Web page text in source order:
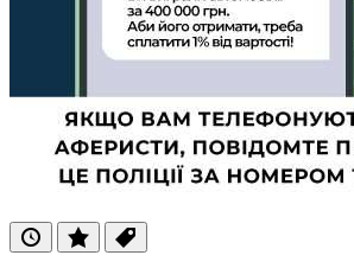
ОстанніПопулярні
Теги